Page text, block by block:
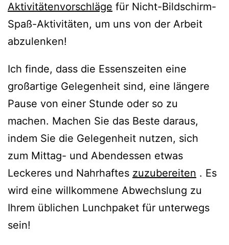
Aktivitätenvorschläge für Nicht-Bildschirm-
Spaß-Aktivitäten, um uns von der Arbeit
abzulenken!
Ich finde, dass die Essenszeiten eine
großartige Gelegenheit sind, eine längere
Pause von einer Stunde oder so zu
machen. Machen Sie das Beste daraus,
indem Sie die Gelegenheit nutzen, sich
zum Mittag- und Abendessen etwas
Leckeres und Nahrhaftes zuzubereiten . Es
wird eine willkommene Abwechslung zu
Ihrem üblichen Lunchpaket für unterwegs
sein!